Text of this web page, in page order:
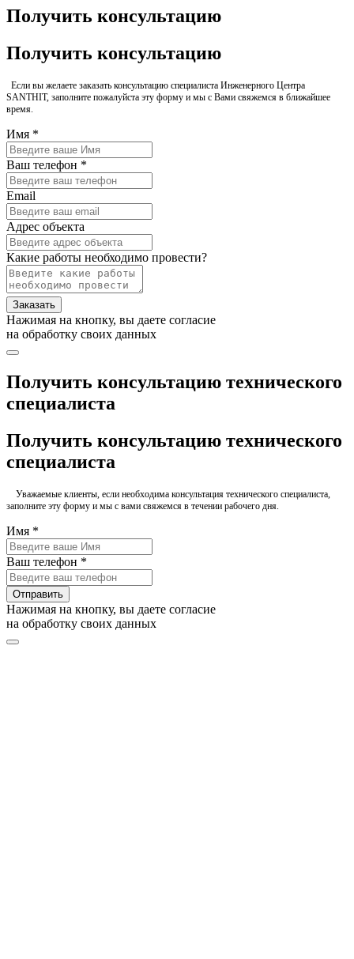
Получить консультацию
Получить консультацию
Если вы желаете заказать консультацию специалиста Инженерного Центра
SANTHIT, заполните пожалуйста эту форму и мы с Вами свяжемся в ближайшее
время.
Имя *
Ваш телефон *
Email
Адрес объекта
Какие работы необходимо провести?
Заказать
Нажимая на кнопку, вы даете согласие
на обработку своих данных
Получить консультацию технического
специалиста
Получить консультацию технического
специалиста
Уважаемые клиенты, если необходима консультация технического специалиста,
заполните эту форму и мы с вами свяжемся в течении рабочего дня.
Имя *
Ваш телефон *
Отправить
Нажимая на кнопку, вы даете согласие
на обработку своих данных